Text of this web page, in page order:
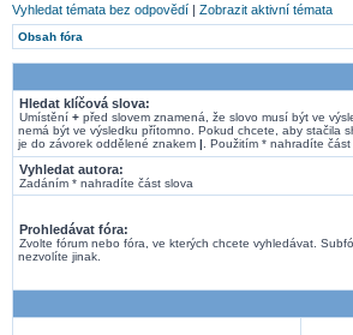
Vyhledat témata bez odpovědí | Zobrazit aktivní témata
Obsah fóra
Hledat klíčová slova:
Umístění + před slovem znamená, že slovo musí být ve
nemá být ve výsledku přítomno. Pokud chcete, aby stačila
je do závorek oddělené znakem | . Použitím * nahradíte část
Vyhledat autora:
Zadáním * nahradíte část slova
Prohledávat fóra:
Zvolte fórum nebo fóra, ve kterých chcete vyhledávat.
nezvolíte jinak.